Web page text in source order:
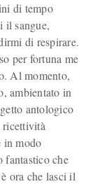
di tempo
il sangue,
di respirare.
per fortuna me
Al momento,
ambientato in
antologico
ricettività
in modo
fantastico che
ora che lasci il